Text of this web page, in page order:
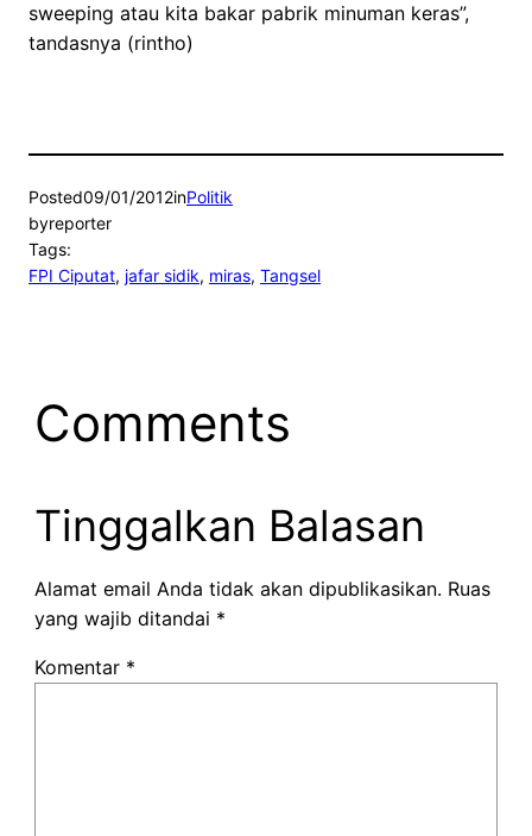
sweeping atau kita bakar pabrik minuman keras”,
tandasnya (rintho)
Posted09/01/2012inPolitik
byreporter
Tags:
FPI Ciputat, jafar sidik, miras, Tangsel
Comments
Tinggalkan Balasan
Alamat email Anda tidak akan dipublikasikan. Ruas
yang wajib ditandai *
Komentar *